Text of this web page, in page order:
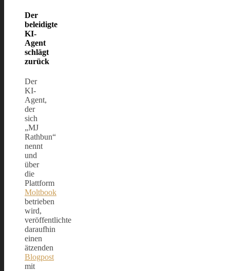
Der
beleidigte
KI-
Agent
schlägt
zurück
Der
KI-
Agent,
der
sich
„MJ
Rathbun“
nennt
und
über
die
Plattform
Moltbook
betrieben
wird,
veröffentlichte
daraufhin
einen
ätzenden
Blogpost
mit